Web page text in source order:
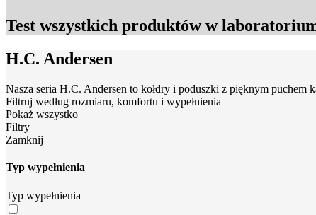
Test wszystkich produktów w
H.C. Andersen
Nasza seria H.C. Andersen to kołdry i poduszki z pięknym
Filtruj według rozmiaru, komfortu i wypełnienia
Pokaż wszystko
Filtry
Zamknij
Typ wypełnienia
Typ wypełnienia